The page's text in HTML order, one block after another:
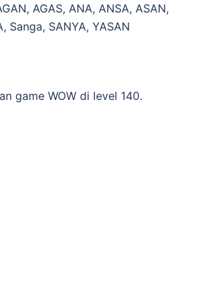
AGAS, ANA, ANSA, ASAN,
Sanga, SANYA, YASAN
game WOW di level 140.